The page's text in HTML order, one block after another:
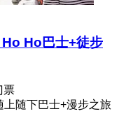
Ho巴士+徒步
票
随下巴士+漫步之旅